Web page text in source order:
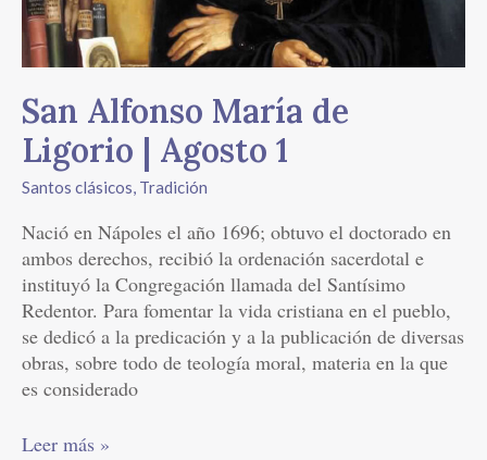
San Alfonso María de
Ligorio | Agosto 1
Santos clásicos, Tradición
Nació en Nápoles el año 1696; obtuvo el doctorado en
ambos derechos, recibió la ordenación sacerdotal e
instituyó la Congregación llamada del Santísimo
Redentor. Para fomentar la vida cristiana en el pueblo,
se dedicó a la predicación y a la publicación de diversas
obras, sobre todo de teología moral, materia en la que
es considerado
1
Leer más »